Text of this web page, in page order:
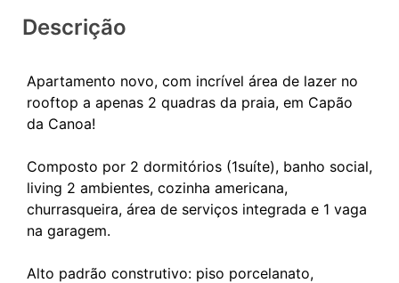
Descrição
Apartamento novo, com incrível área de lazer no
rooftop a apenas 2 quadras da praia, em Capão
da Canoa!
Composto por 2 dormitórios (1suíte), banho social,
living 2 ambientes, cozinha americana,
churrasqueira, área de serviços integrada e 1 vaga
na garagem.
Alto padrão construtivo: piso porcelanato,